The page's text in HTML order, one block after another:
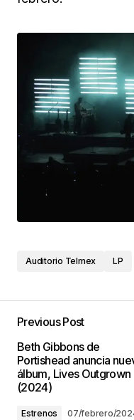
Auditorio Telmex LP
Previous Post
Beth Gibbons de
Portishead anuncia
álbum, Lives Outgrown
(2024)
Estrenos 07/febrero/